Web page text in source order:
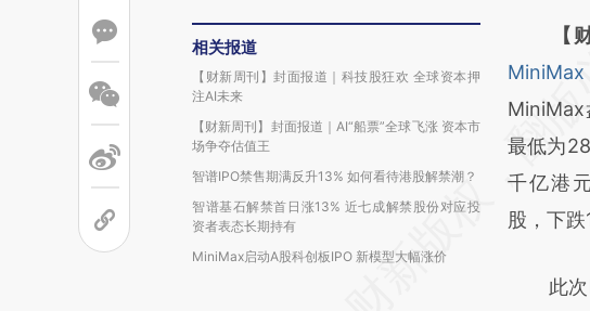
相关报道
【财新周刊】封面报道｜科技股狂欢 全球资本押
注AI未来
【财新周刊】封面报道｜AI“船票”全球飞涨 资本市
场争夺估值王
智谱IPO禁售期满反升13% 如何看待港股解禁潮？
智谱基石解禁首日涨13% 近七成解禁股份对应投
资者表态长期持有
MiniMax启动A股科创板IPO 新模型大幅涨价
请务必
AI
[https://
(https://
而成，
财新观
【
MiniMax
MiniMax
最低为
千亿港
股，下跌
此次